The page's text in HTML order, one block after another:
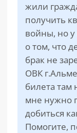
жили
получить
войны, но у
о том, что
брак не
ОВК
билета там
мне нужно
добиться
Помогите,